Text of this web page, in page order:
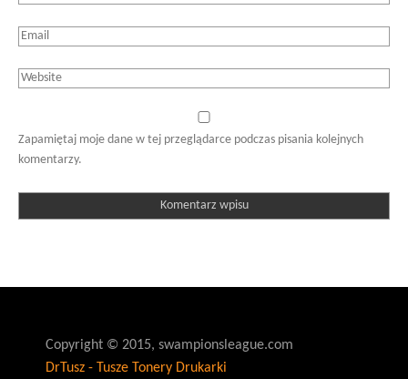
Zapamiętaj moje dane w tej przeglądarce podczas pisania kolejnych
komentarzy.
Copyright © 2015, swampionsleague.com
DrTusz - Tusze Tonery Drukarki